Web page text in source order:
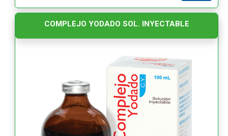
COMPLEJO YODADO SOL. INYECTABLE